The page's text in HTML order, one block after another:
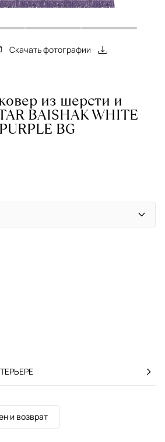
Скачать фотографии
из шерсти и
BAISHAK WHITE
BG
и возврат